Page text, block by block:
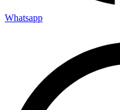
Whatsapp